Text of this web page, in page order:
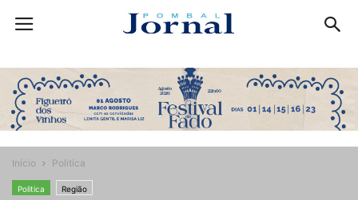
Início Politica
Politica Região